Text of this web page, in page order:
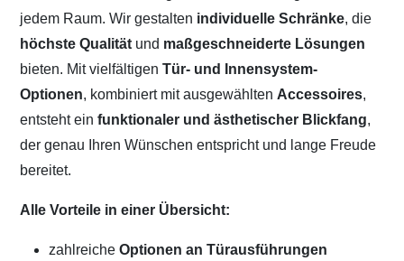
jedem Raum. Wir gestalten individuelle Schränke, die
höchste Qualität und maßgeschneiderte Lösungen
bieten. Mit vielfältigenTür- und Innensystem-
Optionen, kombiniert mit ausgewählten Accessoires,
entsteht einfunktionaler und ästhetischer Blickfang,
der genau Ihren Wünschen entspricht und lange Freude
bereitet.
Alle Vorteile in einer Übersicht:
zahlreicheOptionen an Türausführungen